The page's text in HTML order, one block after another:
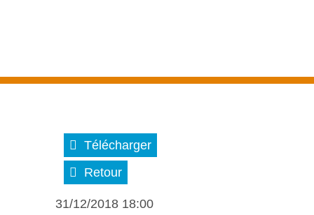
Télécharger
Retour
31/12/2018 18:00